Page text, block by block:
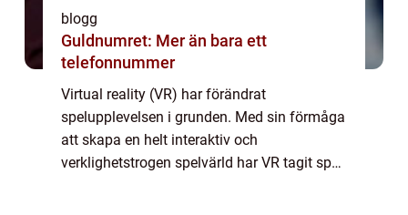
blogg
Guldnumret: Mer än bara ett
telefonnummer
Virtual reality (VR) har förändrat
spelupplevelsen i grunden. Med sin förmåga
att skapa en helt interaktiv och
verklighetstrogen spelvärld har VR tagit spel